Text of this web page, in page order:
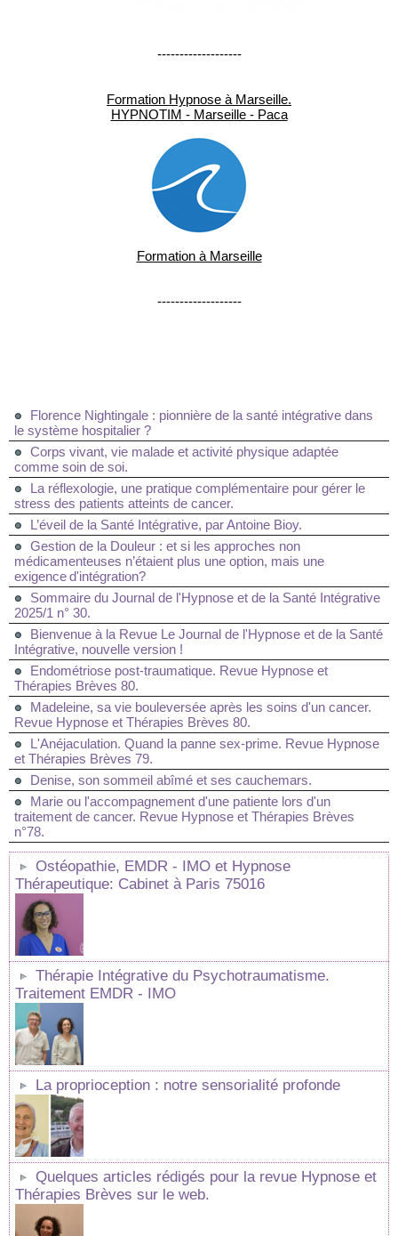
-------------------
Formation Hypnose à Marseille.
HYPNOTIM - Marseille - Paca
Formation à Marseille
-------------------
Florence Nightingale : pionnière de la santé intégrative dans
le système hospitalier ?
Corps vivant, vie malade et activité physique adaptée
comme soin de soi.
La réflexologie, une pratique complémentaire pour gérer le
stress des patients atteints de cancer.
L’éveil de la Santé Intégrative, par Antoine Bioy.
Gestion de la Douleur : et si les approches non
médicamenteuses n’étaient plus une option, mais une
exigence d'intégration?
Sommaire du Journal de l'Hypnose et de la Santé Intégrative
2025/1 n° 30.
Bienvenue à la Revue Le Journal de l'Hypnose et de la Santé
Intégrative, nouvelle version !
Endométriose post-traumatique. Revue Hypnose et
Thérapies Brèves 80.
Madeleine, sa vie bouleversée après les soins d'un cancer.
Revue Hypnose et Thérapies Brèves 80.
L'Anéjaculation. Quand la panne sex-prime. Revue Hypnose
et Thérapies Brèves 79.
Denise, son sommeil abîmé et ses cauchemars.
Marie ou l'accompagnement d'une patiente lors d'un
traitement de cancer. Revue Hypnose et Thérapies Brèves
n°78.
Ostéopathie, EMDR - IMO et Hypnose
Thérapeutique: Cabinet à Paris 75016
Thérapie Intégrative du Psychotraumatisme.
Traitement EMDR - IMO
La proprioception : notre sensorialité profonde
Quelques articles rédigés pour la revue Hypnose et
Thérapies Brèves sur le web.